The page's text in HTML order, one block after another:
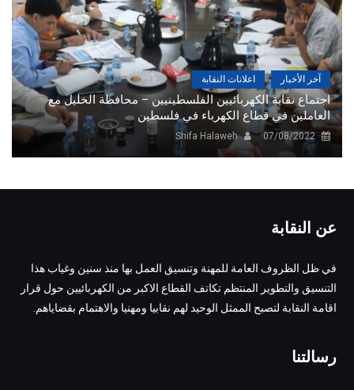
آخر الأخبار اعلانات النقابة
اجتماع نقابة الكهربائيين الفلسطينيين – محافظة الخليل مع
العاملين في قطاع الكهرباء في فلسطين
07/08/2022
Shifa Halaweh
عن النقابة
في ظل الظروف العامة للمهنة وتنسيق العمل بها منذ سنين وغياب هذا
التنسيق والتطوير المنتظم تكاتف القطاع الاكبر من الكهربائيين حول قرار
اقامة النقابة لتصبح الممثل الوحيد لهم نقابيا ومهنيا والاهتمام بقضاياهم.
رسالتنا